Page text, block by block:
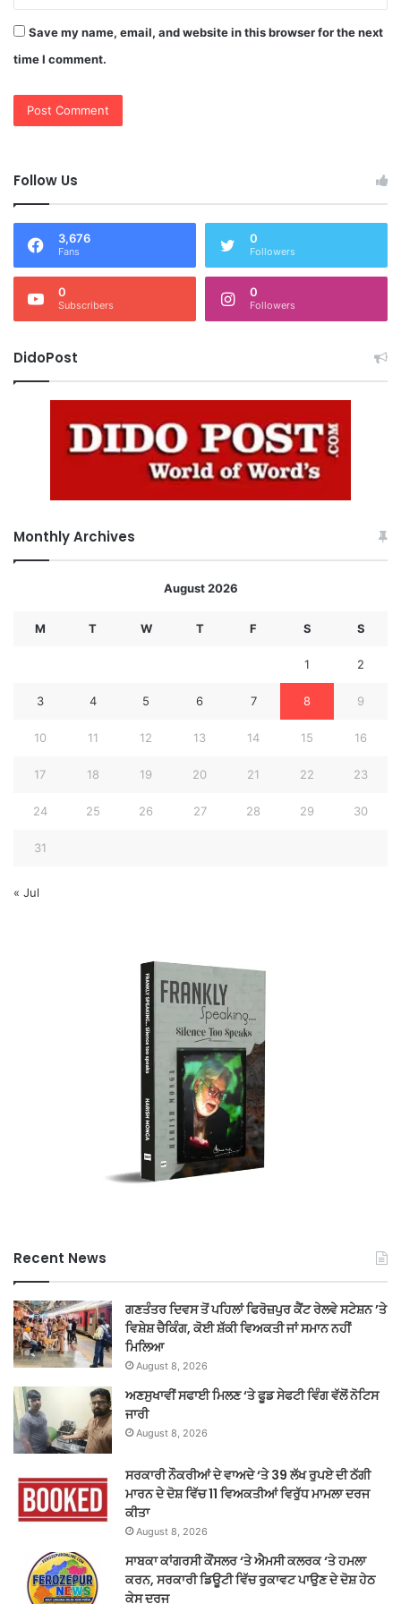
Save my name, email, and website in this browser for the next
time I comment.
Follow Us
3,676
Fans
0
Followers
0
Subscribers
0
Followers
DidoPost
Monthly Archives
August 2026
M T W T F S S
1 2
3 4 5 6 7 8 9
10 11 12 13 14 15 16
17 18 19 20 21 22 23
24 25 26 27 28 29 30
31
« Jul
Recent News
ਗਣਤੰਤਰ ਦਿਵਸ ਤੋਂ ਪਹਿਲਾਂ ਫਿਰੋਜ਼ਪੁਰ ਕੈਂਟ ਰੇਲਵੇ ਸਟੇਸ਼ਨ ’ਤੇ
ਵਿਸ਼ੇਸ਼ ਚੈਕਿੰਗ, ਕੋਈ ਸ਼ੱਕੀ ਵਿਅਕਤੀ ਜਾਂ ਸਮਾਨ ਨਹੀਂ
ਮਿਲਿਆ
August 8, 2026
ਅਣਸੁਖਾਵੀਂ ਸਫਾਈ ਮਿਲਣ ‘ਤੇ ਫੂਡ ਸੇਫਟੀ ਵਿੰਗ ਵੱਲੋਂ ਨੋਟਿਸ
ਜਾਰੀ
August 8, 2026
ਸਰਕਾਰੀ ਨੌਕਰੀਆਂ ਦੇ ਵਾਅਦੇ ‘ਤੇ 39 ਲੱਖ ਰੁਪਏ ਦੀ ਠੱਗੀ
ਮਾਰਨ ਦੇ ਦੋਸ਼ ਵਿੱਚ 11 ਵਿਅਕਤੀਆਂ ਵਿਰੁੱਧ ਮਾਮਲਾ ਦਰਜ
ਕੀਤਾ
August 8, 2026
ਸਾਬਕਾ ਕਾਂਗਰਸੀ ਕੌਂਸਲਰ ‘ਤੇ ਐਮਸੀ ਕਲਰਕ ‘ਤੇ ਹਮਲਾ
ਕਰਨ, ਸਰਕਾਰੀ ਡਿਊਟੀ ਵਿੱਚ ਰੁਕਾਵਟ ਪਾਉਣ ਦੇ ਦੋਸ਼ ਹੇਠ
ਕੇਸ ਦਰਜ